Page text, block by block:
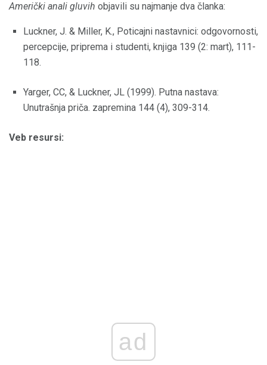
Američki anali gluvih objavili su najmanje dva članka:
Luckner, J. & Miller, K., Poticajni nastavnici: odgovornosti,
percepcije, priprema i studenti, knjiga 139 (2: mart), 111-
118.
Yarger, CC, & Luckner, JL (1999). Putna nastava:
Unutrašnja priča. zapremina 144 (4), 309-314.
Veb resursi:
ad